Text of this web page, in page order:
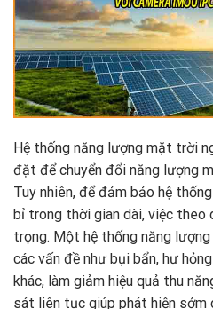
Hệ thống năng lượng mặt trời
đặt để chuyển đổi năng lượng
Tuy nhiên, để đảm bảo hệ
bỉ trong thời gian dài, việc theo
trọng. Một hệ thống năng
các vấn đề như bụi bẩn, hư
khác, làm giảm hiệu quả thu
sát liên tục giúp phát hiện sớm